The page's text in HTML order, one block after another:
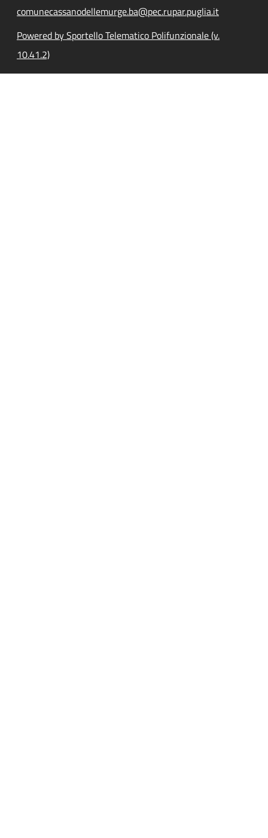
comunecassanodellemurge.ba@pec.rupar.puglia.it
Powered by Sportello Telematico Polifunzionale (v.
10.41.2)